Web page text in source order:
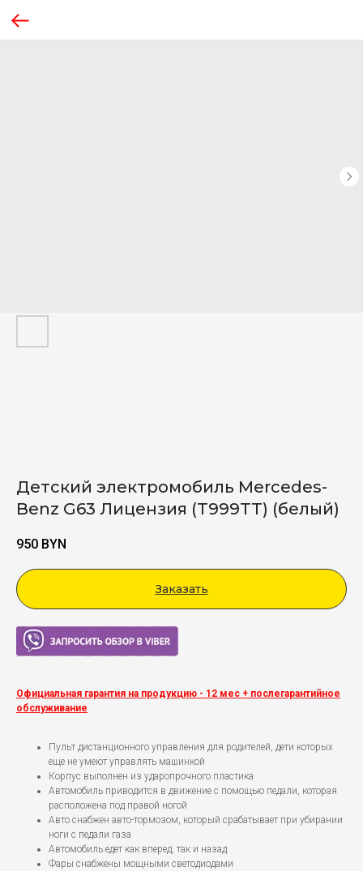
Детский электромобиль Mercedes-
Benz G63 Лицензия (T999TT) (белый)
950 BYN
Заказать
Viber
Официальная гарантия на продукцию - 12 мес + послегарантийное
обслуживание
Пульт дистанционного управления для родителей, дети которых
еще не умеют управлять машинкой
Корпус выполнен из ударопрочного пластика
Автомобиль приводится в движение с помощью педали, которая
расположена под правой ногой
Авто снабжен авто-тормозом, который срабатывает при убирании
ноги с педали газа
Автомобиль едет как вперед, так и назад
Фары снабжены мощными светодиодами